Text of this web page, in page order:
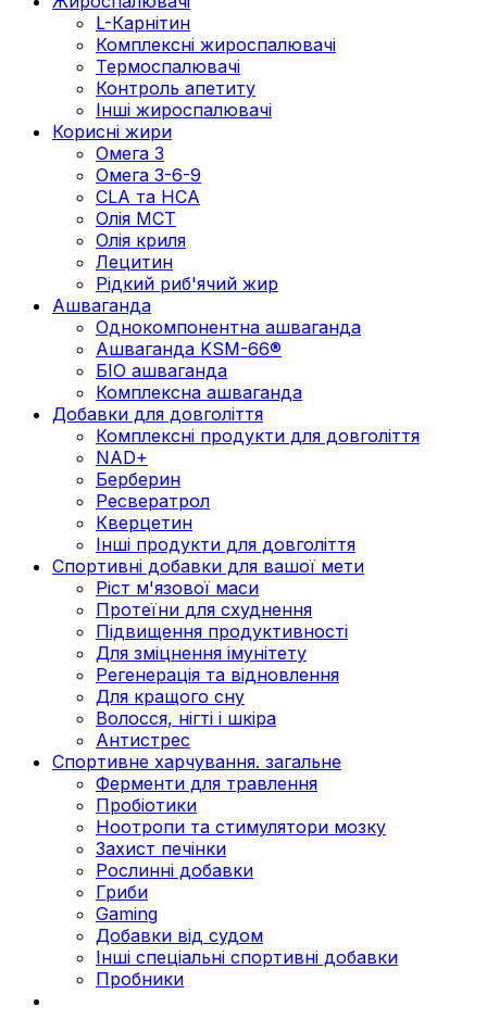
L-Карнітин
Комплексні жироспалювачі
Термоспалювачі
Контроль апетиту
Інші жироспалювачі
Корисні жири
Омега 3
Омега 3-6-9
CLA та HCA
Олія МСТ
Олія криля
Лецитин
Рідкий риб'ячий жир
Ашваганда
Однокомпонентна ашваганда
Ашваганда KSM-66®
БІО ашваганда
Комплексна ашваганда
Добавки для довголіття
Комплексні продукти для довголіття
NAD+
Берберин
Ресвератрол
Кверцетин
Інші продукти для довголіття
Спортивні добавки для вашої мети
Ріст м'язової маси
Протеїни для схуднення
Підвищення продуктивності
Для зміцнення імунітету
Регенерація та відновлення
Для кращого сну
Волосся, нігті і шкіра
Антистрес
Спортивне харчування. загальне
Ферменти для травлення
Пробіотики
Ноотропи та стимулятори мозку
Захист печінки
Рослинні добавки
Гриби
Gaming
Добавки від судом
Інші спеціальні спортивні добавки
Пробники